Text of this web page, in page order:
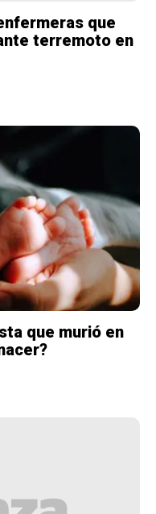
que
terremoto en
que murió en